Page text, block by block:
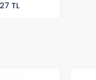
TL